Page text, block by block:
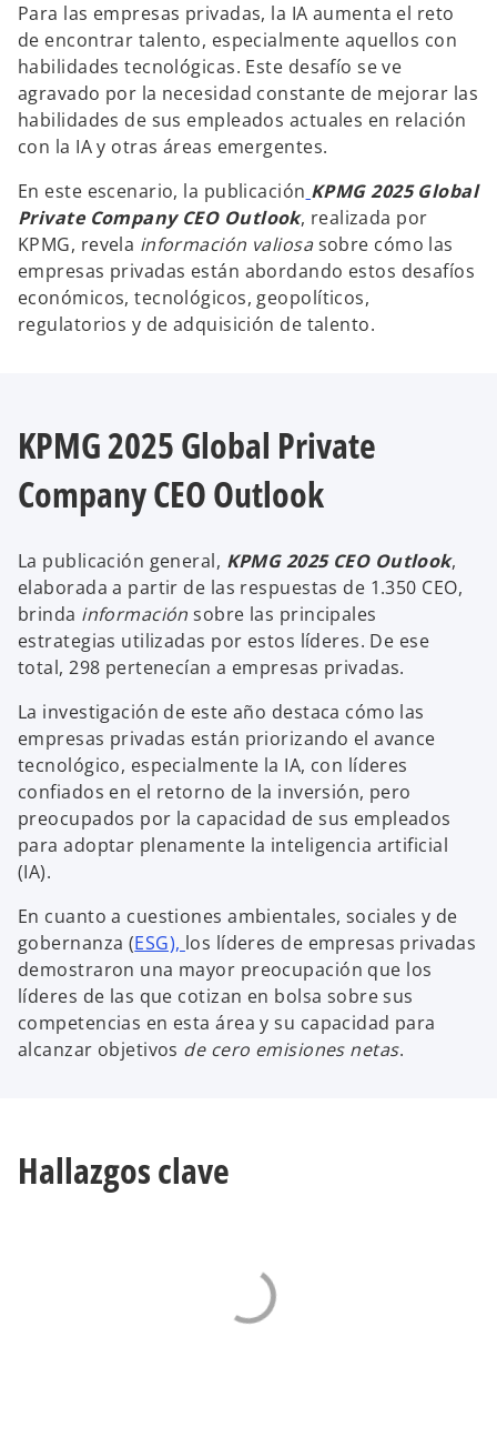
Para las empresas privadas, la IA aumenta el reto
de encontrar talento, especialmente aquellos con
habilidades tecnológicas. Este desafío se ve
agravado por la necesidad constante de mejorar las
habilidades de sus empleados actuales en relación
con la IA y otras áreas emergentes.
En este escenario, la publicación KPMG 2025 Global
Private Company CEO Outlook, realizada por
KPMG, revela información valiosasobre cómo las
empresas privadas están abordando estos desafíos
económicos, tecnológicos, geopolíticos,
regulatorios y de adquisición de talento.
KPMG 2025 Global Private
Company CEO Outlook
La publicación general, KPMG 2025 CEO Outlook,
elaborada a partir de las respuestas de 1.350 CEO,
brinda informaciónsobre las principales
estrategias utilizadas por estos líderes. De ese
total, 298 pertenecían a empresas privadas.
La investigación de este año destaca cómo las
empresas privadas están priorizando el avance
tecnológico, especialmente la IA, con líderes
confiados en el retorno de la inversión, pero
preocupados por la capacidad de sus empleados
para adoptar plenamente la inteligencia artificial
(IA).
En cuanto a cuestiones ambientales, sociales y de
gobernanza (ESG), los líderes de empresas privadas
demostraron una mayor preocupación que los
líderes de las que cotizan en bolsa sobre sus
competencias en esta área y su capacidad para
alcanzar objetivos de cero emisiones netas.
Hallazgos clave